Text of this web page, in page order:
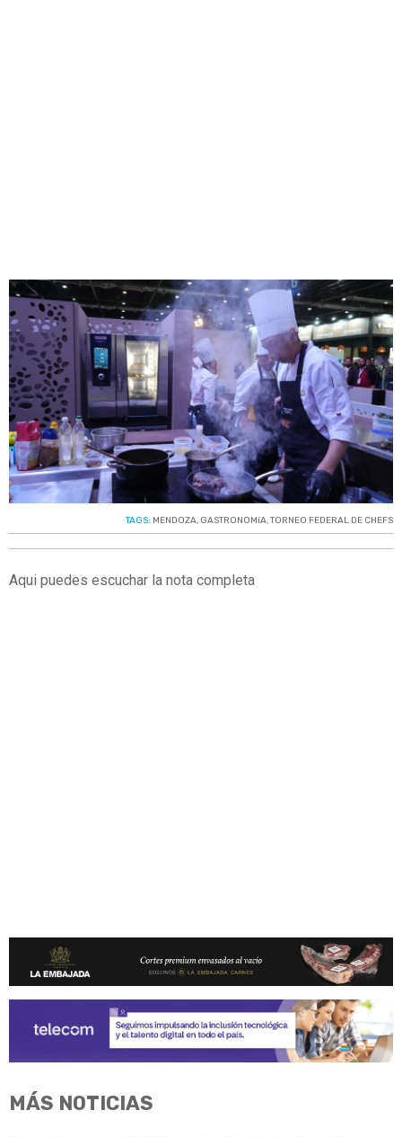
TAGS: MENDOZA, GASTRONOMíA,TORNEO FEDERAL DE CHEFS
Aqui puedes escuchar la nota completa
MÁS NOTICIAS